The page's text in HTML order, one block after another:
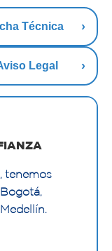
Técnica
Legal
tenemos